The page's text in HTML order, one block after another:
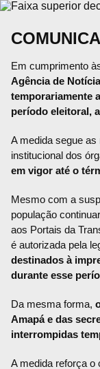
Em cumprimento
Agência de
temporariamente
período eleitoral,
A medida segue
institucional dos
em vigor até o
Mesmo com a
população
aos Portais da
é autorizada pela
destinados à
durante esse
Da mesma forma,
Amapá e das
interrompidas
A medida reforça